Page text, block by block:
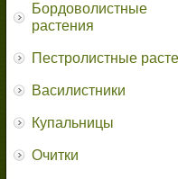
Бордоволистные
растения
Пестролистные
Василистники
Купальницы
Очитки